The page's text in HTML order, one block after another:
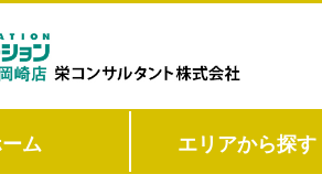
ム エリアから探す